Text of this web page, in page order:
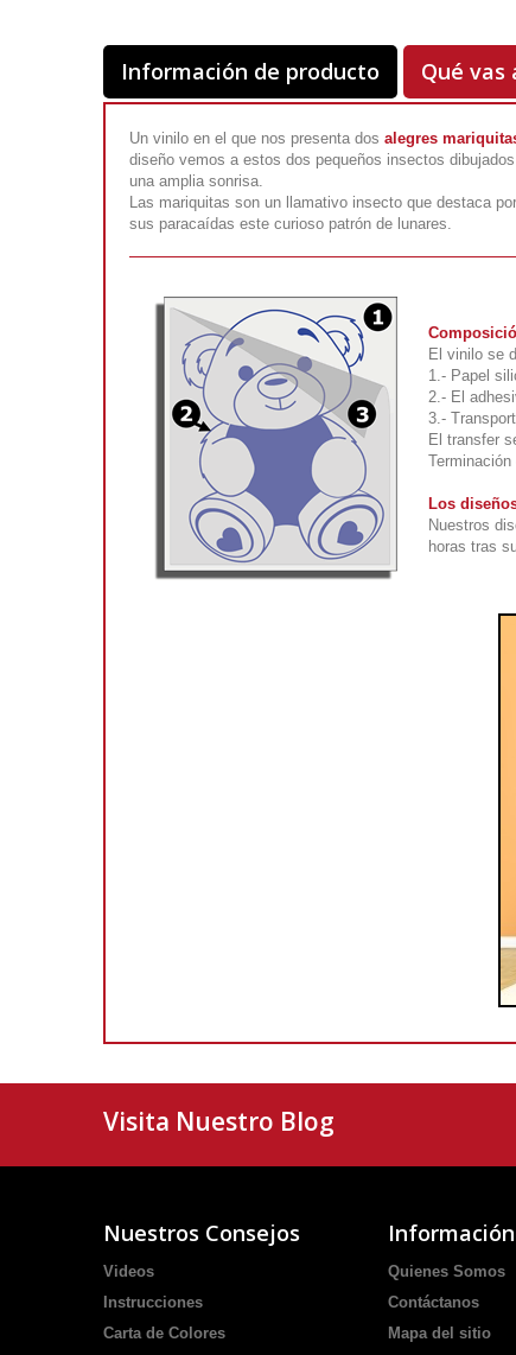
Información de producto Qué vas
Un vinilo en el que nos presenta dos alegres
diseño vemos a estos dos pequeños insectos
una amplia sonrisa.
Las mariquitas son un llamativo insecto que destaca
sus paracaídas este curioso patrón de lunares.
El vinilo se
1.- Papel
2.- El
3.-
El transfer
Los
Nuestros
horas tras
Visita Nuestro Blog
Nuestros Consejos
Videos
Instrucciones
Carta de Colores
Información
Quienes Somos
Contáctanos
Mapa del sitio